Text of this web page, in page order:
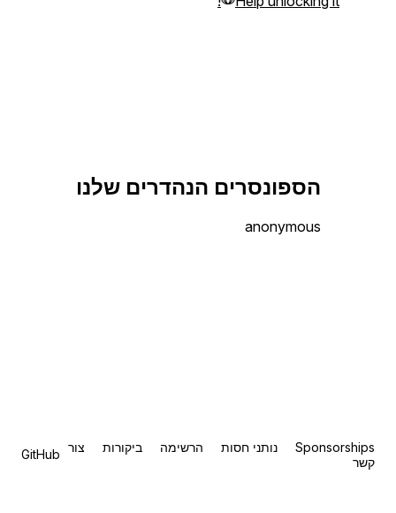
הספונסרים הנהדרים שלנו
anonymous
Sponsorships נותני חסות הרשימה ביקורות
צור
קשר
GitHub